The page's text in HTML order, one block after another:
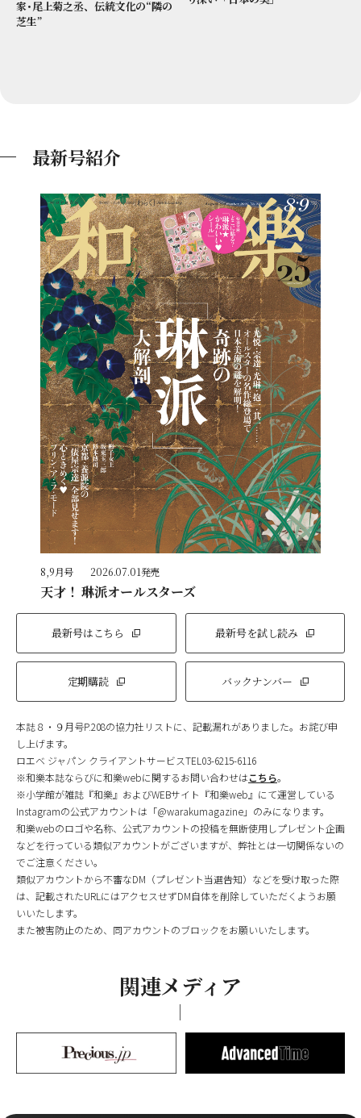
家･尾上菊之丞、伝統文化の“隣の
芝生”
最新号紹介
8,9月号 2026.07.01発売
天才！ 琳派オールスターズ
最新号はこちら 最新号を試し読み
定期購読 バックナンバー
本誌８・９月号P.208の協力社リストに、記載漏れがありました。お詫び申
し上げます。
ロエベ ジャパン クライアントサービスTEL03-6215-6116
※和樂本誌ならびに和樂webに関するお問い合わせはこちら。
※小学館が雑誌『和樂』およびWEBサイト『和樂web』にて運営している
Instagramの公式アカウントは「@warakumagazine」のみになります。
和樂webのロゴや名称、公式アカウントの投稿を無断使用しプレゼント企画
などを行っている類似アカウントがございますが、弊社とは一切関係ないの
でご注意ください。
類似アカウントから不審なDM（プレゼント当選告知）などを受け取った際
は、記載されたURLにはアクセスせずDM自体を削除していただくようお願
いいたします。
また被害防止のため、同アカウントのブロックをお願いいたします。
関連メディア